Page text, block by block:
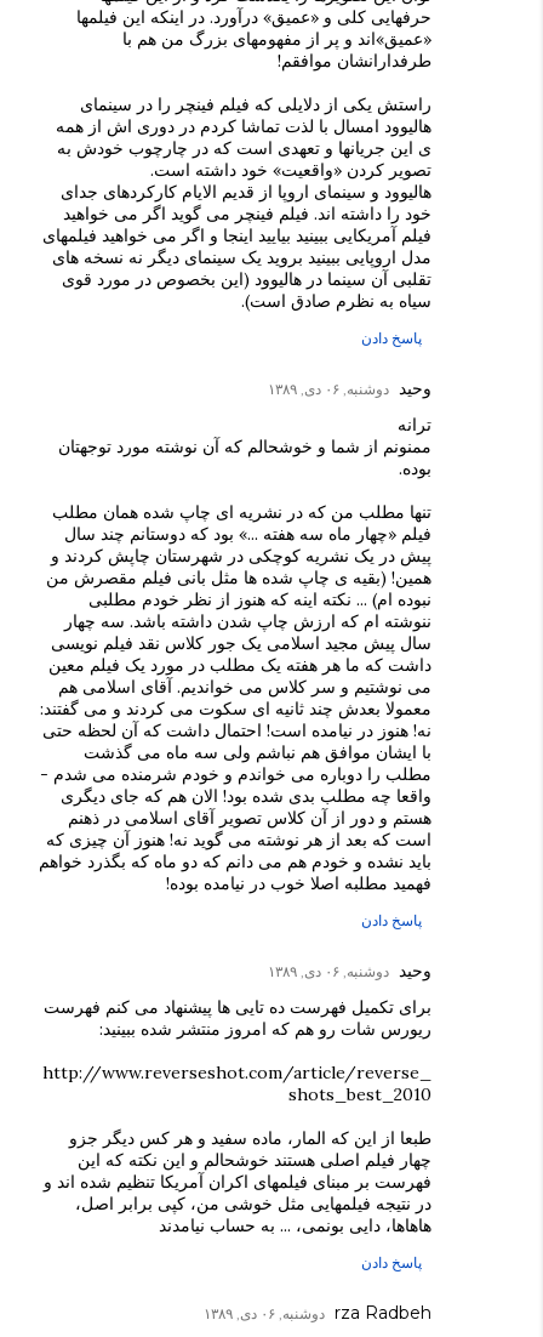
حرفهایی کلی و «عمیق» درآورد. در اینکه این فیلمها
«عمیق»اند و پر از مفهومهای بزرگ من هم با
طرفدارانشان موافقم!
راستش یکی از دلایلی که فیلم فینچر را در سینمای
هالیوود امسال با لذت تماشا کردم در دوری اش از همه
ی این جریانها و تعهدی است که در چارچوب خودش به
تصویر کردن «واقعیت» خود داشته است.
هالیوود و سینمای اروپا از قدیم الایام کارکردهای جدای
خود را داشته اند. فیلم فینچر می گوید اگر می خواهید
فیلم آمریکایی ببینید بیایید اینجا و اگر می خواهید فیلمهای
مدل اروپایی ببینید بروید یک سینمای دیگر نه نسخه های
تقلبی آن سینما در هالیوود (این بخصوص در مورد قوی
سیاه به نظرم صادق است).
پاسخ دادن
وحید دوشنبه, ۰۶ دی, ۱۳۸۹
ترانه
ممنونم از شما و خوشحالم که آن نوشته مورد توجهتان
بوده.
تنها مطلب من که در نشریه ای چاپ شده همان مطلب
فیلم «چهار ماه سه هفته ...» بود که دوستانم چند سال
پیش در یک نشریه کوچکی در شهرستان چاپش کردند و
همین! (بقیه ی چاپ شده ها مثل بانی فیلم مقصرش من
نبوده ام) ... نکته اینه که هنوز از نظر خودم مطلبی
ننوشته ام که ارزش چاپ شدن داشته باشد. سه چهار
سال پیش مجید اسلامی یک جور کلاس نقد فیلم نویسی
داشت که ما هر هفته یک مطلب در مورد یک فیلم معین
می نوشتیم و سر کلاس می خواندیم. آقای اسلامی هم
معمولا بعدش چند ثانیه ای سکوت می کردند و می گفتند:
نه! هنوز در نیامده است! احتمال داشت که آن لحظه حتی
با ایشان موافق هم نباشم ولی سه ماه می گذشت
مطلب را دوباره می خواندم و خودم شرمنده می شدم -
واقعا چه مطلب بدی شده بود! الان هم که جای دیگری
هستم و دور از آن کلاس تصویر آقای اسلامی در ذهنم
است که بعد از هر نوشته می گوید نه! هنوز آن چیزی که
باید نشده و خودم هم می دانم که دو ماه که بگذرد خواهم
فهمید مطلبه اصلا خوب در نیامده بوده!
پاسخ دادن
وحید دوشنبه, ۰۶ دی, ۱۳۸۹
برای تکمیل فهرست ده تایی ها پیشنهاد می کنم فهرست
ریورس شات رو هم که امروز منتشر شده ببینید:
http://www.reverseshot.com/article/reverse_
shots_best_2010
طبعا از این که المار، ماده سفید و هر کس دیگر جزو
چهار فیلم اصلی هستند خوشحالم و این نکته که این
فهرست بر مبنای فیلمهای اکران آمریکا تنظیم شده اند و
در نتیجه فیلمهایی مثل خوشی من، کپی برابر اصل،
هاهاها، دایی بونمی، ... به حساب نیامدند
پاسخ دادن
rza Radbeh دوشنبه, ۰۶ دی, ۱۳۸۹